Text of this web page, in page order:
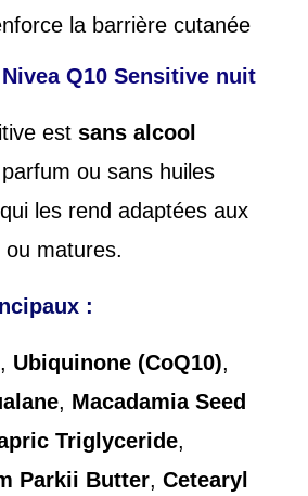
la barrière cutanée
Nivea Q10 Sensitive nuit
estsans alcool
ou sans huiles
les rend adaptées aux
ou matures.
:
, Ubiquinone (CoQ10),
, Macadamia Seed
Triglyceride,
Parkii Butter,Cetearyl